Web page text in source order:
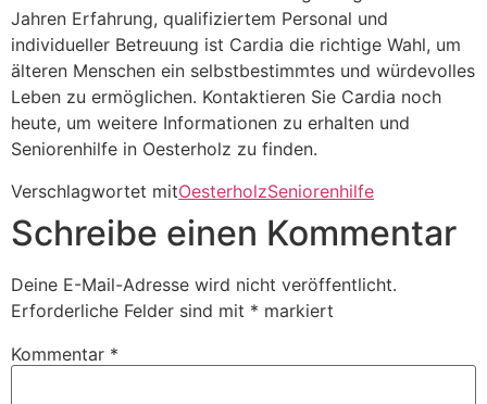
Jahren Erfahrung, qualifiziertem Personal und
individueller Betreuung ist Cardia die richtige Wahl, um
älteren Menschen ein selbstbestimmtes und würdevolles
Leben zu ermöglichen. Kontaktieren Sie Cardia noch
heute, um weitere Informationen zu erhalten und
Seniorenhilfe in Oesterholz zu finden.
Verschlagwortet mitOesterholzSeniorenhilfe
Schreibe einen Kommentar
Deine E-Mail-Adresse wird nicht veröffentlicht.
Erforderliche Felder sind mit * markiert
Kommentar *